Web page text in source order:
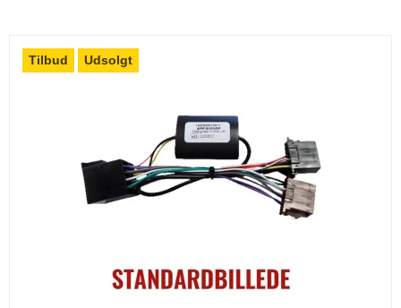
Tilbud Udsolgt